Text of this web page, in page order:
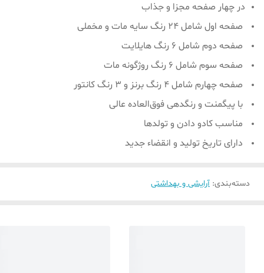
در چهار صفحه مجزا و جذاب
صفحه اول شامل 24 رنگ سایه مات و مخملی
صفحه دوم شامل 6 رنگ هایلایت
صفحه سوم شامل 6 رنگ روژگونه مات
صفحه چهارم شامل 4 رنگ برنز و 3 رنگ کانتور
با پیگمنت و رنگدهی فوق‌العاده عالی
مناسب کادو دادن و تولدها
دارای تاریخ تولید و انقضاء جدید
دسته‌بندی: آرایشی و بهداشتی